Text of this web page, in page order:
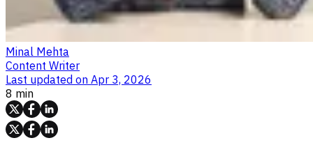
Minal Mehta
Content Writer
Last updated on Apr 3, 2026
8 min